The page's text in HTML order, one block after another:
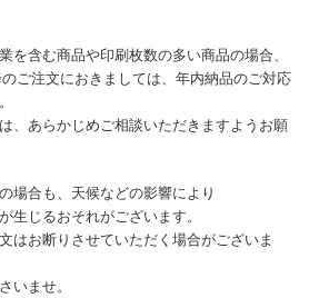
を含む商品や印刷枚数の多い商品の場合、
ご注文におきましては、年内納品のご対応
、あらかじめご相談いただきますようお願
場合も、天候などの影響により
生じるおそれがございます。
はお断りさせていただく場合がございま
いませ。